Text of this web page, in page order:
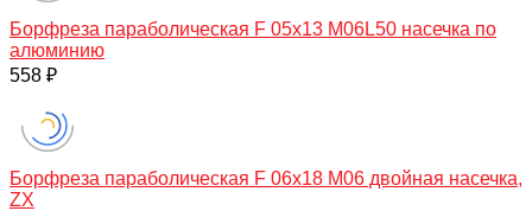
Борфреза параболическая F 05х13 M06L50 насечка по
алюминию
558 ₽
Борфреза параболическая F 06х18 M06 двойная насечка,
ZX